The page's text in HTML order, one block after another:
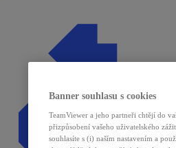
Banner souhlasu s cookies
TeamViewer a jeho partneři chtějí do
přizpůsobení vašeho uživatelského
souhlasíte s (i) naším nastavením a